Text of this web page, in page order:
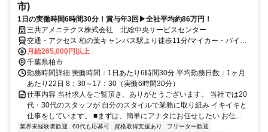
市)
1日の実働時間6時間30分！賞与年3回▶全社平均約86万円！
三共アメニテクス株式会社 北総中央サービスセンター
交通・アクセス 柏の葉キャンパス駅より徒歩11分/マイカー・バイク
通勤OK
月給265,000円以上
千葉県柏市
勤務時間詳細 実働時間：1日あたり6時間30分 平均勤務日数：1ヶ月
あたり22日 8：30～17：30（実働6時間30分）
仕事内容 当社求人をご覧頂き、ありがとうございます。 当社では20
代・30代のスタッフが 自分のスタイルで業務に取り組み イキイキと
仕事をしています。 ■まずは、簡単にアナタにお任せしたい お仕...
業界未経験者歓迎 60代も応募可 資格取得支援あり
フリーター歓迎